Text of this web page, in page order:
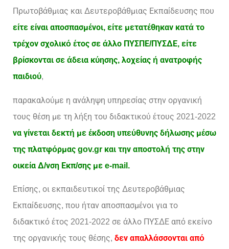
Πρωτοβάθμιας και Δευτεροβάθμιας Εκπαίδευσης που
είτε είναι αποσπασμένοι, είτε μετατέθηκαν κατά το
τρέχον σχολικό έτος σε άλλο ΠΥΣΠΕ/ΠΥΣΔΕ, είτε
βρίσκονται σε άδεια κύησης, λοχείας ή ανατροφής
παιδιού,
παρακαλούμε η ανάληψη υπηρεσίας στην οργανική
τους θέση με τη λήξη του διδακτικού έτους 2021-2022
να γίνεται δεκτή με έκδοση υπεύθυνης δήλωσης μέσω
της πλατφόρμας gov.gr και την αποστολή της στην
οικεία Δ/νση Εκπ/σης με e-mail.
Επίσης, οι εκπαιδευτικοί της Δευτεροβάθμιας
Εκπαίδευσης, που ήταν αποσπασμένοι για το
διδακτικό έτος 2021-2022 σε άλλο ΠΥΣΔΕ από εκείνο
της οργανικής τους θέσης, δεν απαλλάσσονται από